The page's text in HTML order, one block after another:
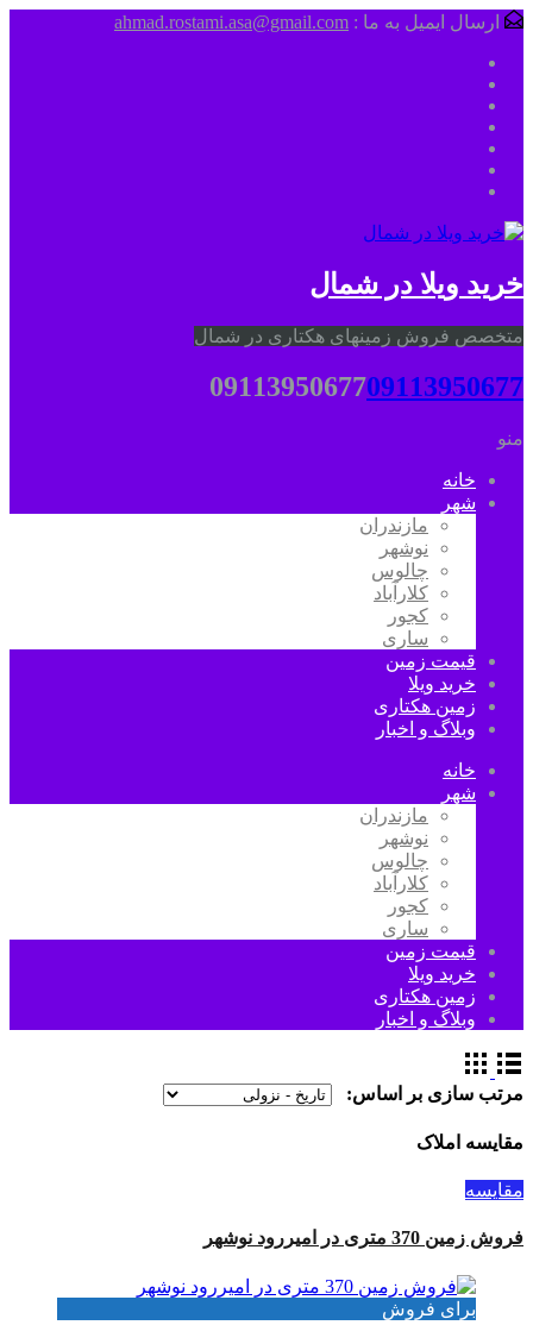
ارسال ایمیل به ما : ahmad.rostami.asa@gmail.com
خرید ویلا در شمال
متخصص فروش زمینهای هکتاری در شمال
0911395067709113950677
منو
خانه
شهر
مازندران
نوشهر
چالوس
کلارآباد
کجور
ساری
قیمت زمین
خرید ویلا
زمین هکتاری
وبلاگ و اخبار
خانه
شهر
مازندران
نوشهر
چالوس
کلارآباد
کجور
ساری
قیمت زمین
خرید ویلا
زمین هکتاری
وبلاگ و اخبار
مرتب سازی بر اساس:
مقایسه املاک
مقایسه
فروش زمین 370 متری در امیررود نوشهر
برای فروش